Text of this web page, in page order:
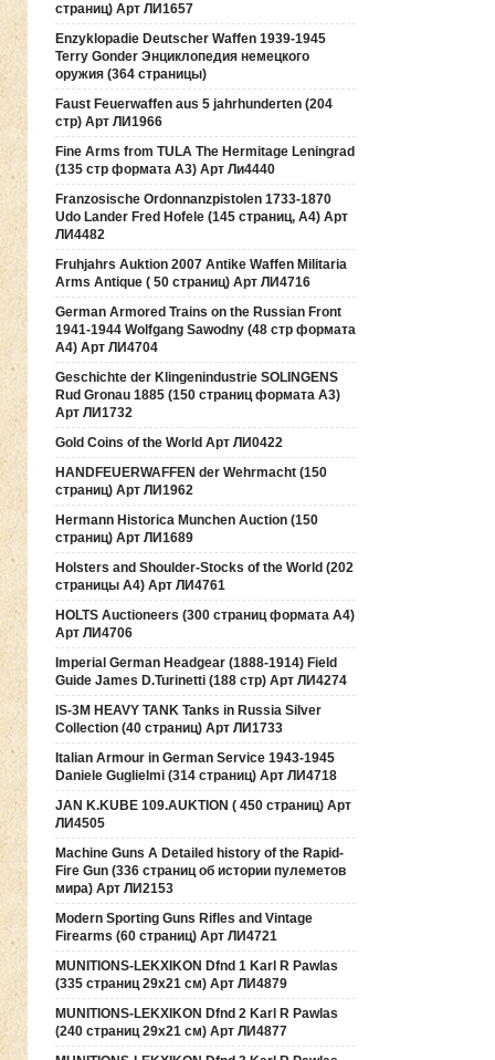
страниц) Арт ЛИ1657
Enzyklopadie Deutscher Waffen 1939-1945
Terry Gonder Энциклопедия немецкого
оружия (364 страницы)
Faust Feuerwaffen aus 5 jahrhunderten (204
стр) Арт ЛИ1966
Fine Arms from TULA The Hermitage Leningrad
(135 стр формата А3) Арт Ли4440
Franzosische Ordonnanzpistolen 1733-1870
Udo Lander Fred Hofele (145 страниц, А4) Арт
ЛИ4482
Fruhjahrs Auktion 2007 Antike Waffen Militaria
Arms Antique ( 50 страниц) Арт ЛИ4716
German Armored Trains on the Russian Front
1941-1944 Wolfgang Sawodny (48 стр формата
А4) Арт ЛИ4704
Geschichte der Klingenindustrie SOLINGENS
Rud Gronau 1885 (150 страниц формата А3)
Арт ЛИ1732
Gold Coins of the World Арт ЛИ0422
HANDFEUERWAFFEN der Wehrmacht (150
страниц) Арт ЛИ1962
Hermann Historica Munchen Auction (150
страниц) Арт ЛИ1689
Holsters and Shoulder-Stocks of the World (202
страницы А4) Арт ЛИ4761
HOLTS Auctioneers (300 страниц формата А4)
Арт ЛИ4706
Imperial German Headgear (1888-1914) Field
Guide James D.Turinetti (188 cтр) Арт ЛИ4274
IS-3M HEAVY TANK Tanks in Russia Silver
Collection (40 страниц) Арт ЛИ1733
Italian Armour in German Service 1943-1945
Daniele Guglielmi (314 страниц) Арт ЛИ4718
JAN K.KUBE 109.AUKTION ( 450 страниц) Арт
ЛИ4505
Machine Guns A Detailed history of the Rapid-
Fire Gun (336 страниц об истории пулеметов
мира) Арт ЛИ2153
Modern Sporting Guns Rifles and Vintage
Firearms (60 страниц) Арт ЛИ4721
MUNITIONS-LEKXIKON Dfnd 1 Karl R Pawlas
(335 страниц 29х21 см) Арт ЛИ4879
MUNITIONS-LEKXIKON Dfnd 2 Karl R Pawlas
(240 страниц 29х21 см) Арт ЛИ4877